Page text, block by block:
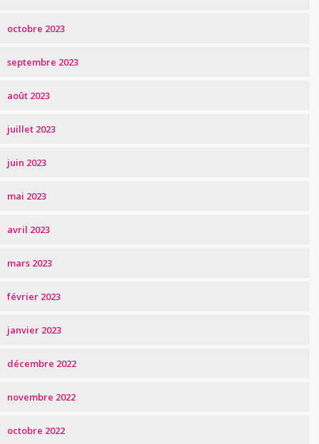
octobre 2023
septembre 2023
août 2023
juillet 2023
juin 2023
mai 2023
avril 2023
mars 2023
février 2023
janvier 2023
décembre 2022
novembre 2022
octobre 2022